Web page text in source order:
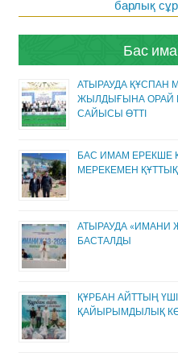
барлық
Бас
АТЫРАУДА ҚҰСПАН
ЖЫЛДЫҒЫНА ОРАЙ
САЙЫСЫ ӨТТІ
БАС ИМАМ ЕРЕКШЕ
МЕРЕКЕМЕН
АТЫРАУДА «ИМАНИ
БАСТАЛДЫ
ҚҰРБАН АЙТТЫҢ
ҚАЙЫРЫМДЫЛЫҚ